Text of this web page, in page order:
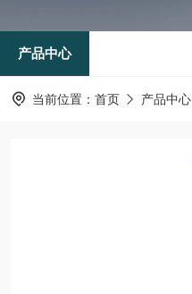
产品中心
当前位置： 首页 产品中心